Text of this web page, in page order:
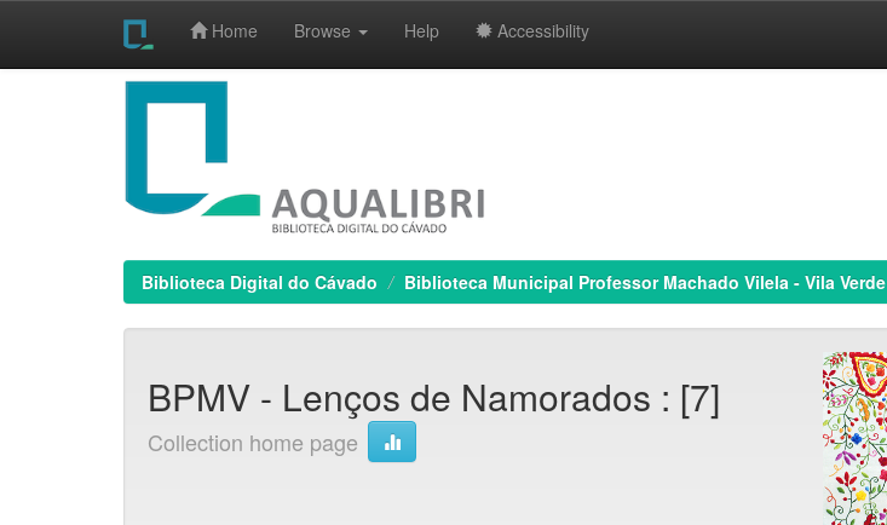
Home Browse Help Accessibility
Biblioteca Digital do Cávado Biblioteca Municipal Professor Machado Vilela - Vila Verde
BPMV - Lenços de Namorados : [7]
Collection home page